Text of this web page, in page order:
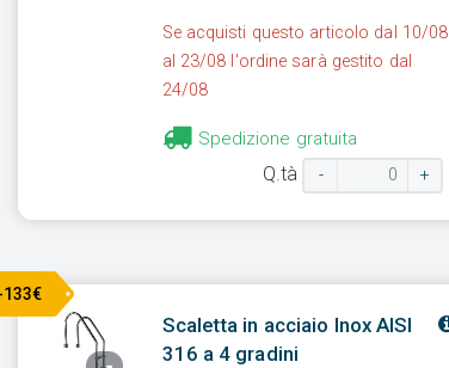
Se acquisti questo articolo dal 10/08
al 23/08 l'ordine sarà gestito dal
24/08
Spedizione gratuita
Q.tà - +
Scaletta in acciaio Inox AISI
316 a 4 gradini